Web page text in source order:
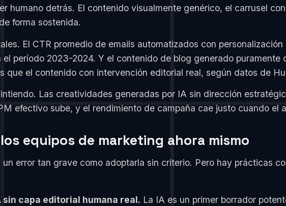
humano detrás. El contenido visualmente genérico, el carrusel
forma sostenida.
El CTR promedio de emails automatizados con
período 2023-2024. Y el contenido de blog generado
el contenido con intervención editorial real, según datos de
Las creatividades generadas por IA sin dirección
efectivo sube, y el rendimiento de campaña cae justo cuando el
equipos de marketing ahora mismo
error tan grave como adoptarla sin criterio. Pero hay prácticas
capa editorial humana real. La IA es un primer borrador